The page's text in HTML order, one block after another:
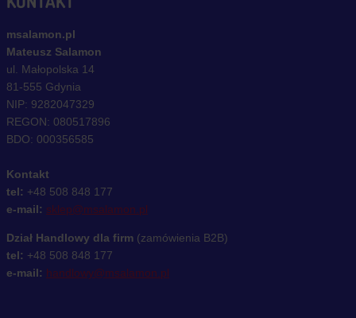
msalamon.pl
Mateusz Salamon
ul. Małopolska 14
81-555 Gdynia
NIP: 9282047329
REGON: 080517896
BDO: 000356585
Kontakt
tel: +48 508 848 177
e-mail: sklep@msalamon.pl
Dział Handlowy dla firm (zamówienia B2B)
tel: +48 508 848 177
e-mail: handlowy@msalamon.pl